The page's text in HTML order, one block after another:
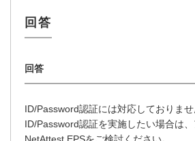
ID/Password認証には対応しておりませ
ID/Password認証を実施したい場合は